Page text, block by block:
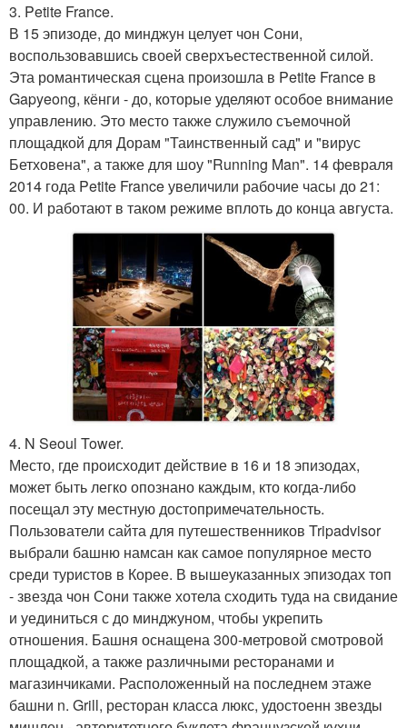
3. Petite France.
В 15 эпизоде, до минджун целует чон Сони,
воспользовавшись своей сверхъестественной силой.
Эта романтическая сцена произошла в Petite France в
Gapyeong, кёнги - до, которые уделяют особое внимание
управлению. Это место также служило съемочной
площадкой для Дорам "Таинственный сад" и "вирус
Бетховена", а также для шоу "Running Man". 14 февраля
2014 года Petite France увеличили рабочие часы до 21:
00. И работают в таком режиме вплоть до конца августа.
4. N Seoul Tower.
Место, где происходит действие в 16 и 18 эпизодах,
может быть легко опознано каждым, кто когда-либо
посещал эту местную достопримечательность.
Пользователи сайта для путешественников Tripadvisor
выбрали башню намсан как самое популярное место
среди туристов в Корее. В вышеуказанных эпизодах топ
- звезда чон Сони также хотела сходить туда на свидание
и уединиться с до минджуном, чтобы укрепить
отношения. Башня оснащена 300-метровой смотровой
площадкой, а также различными ресторанами и
магазинчиками. Расположенный на последнем этаже
башни n. Grill, ресторан класса люкс, удостоенн звезды